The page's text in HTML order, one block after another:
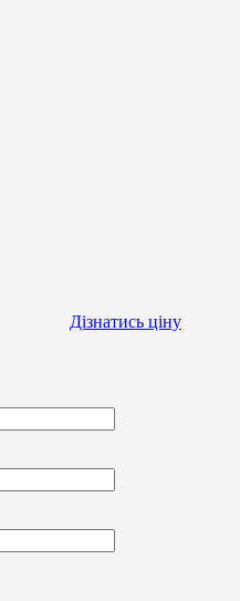
Дізнатись ціну